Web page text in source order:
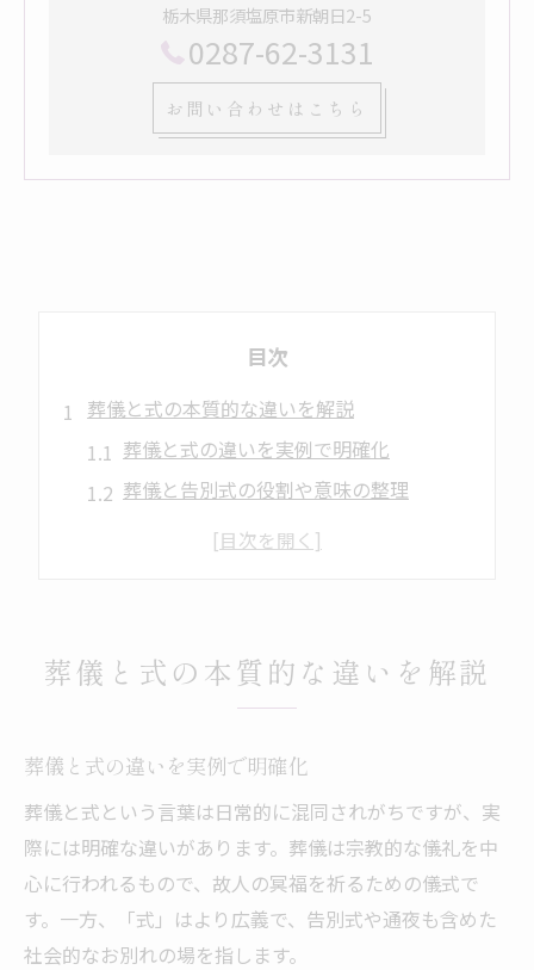
栃木県那須塩原市新朝日2-5
0287-62-3131
お問い合わせはこちら
目次
葬儀と式の本質的な違いを解説
葬儀と式の違いを実例で明確化
葬儀と告別式の役割や意味の整理
葬儀式と告別式の違いを簡単解説
参列前に理解したい葬儀式の流れ
葬儀式の流れを短時間で把握する方法
葬儀と式の流れの違いを実践的に整理
葬儀 式次第の基本と注意点を確認
葬儀 式と告別式の流れの要点理解
葬儀と告別式の意味を整理する
葬儀と告別式の意味の違いを簡潔に説明
葬儀と式の本質的な違いを解説
葬儀と式の違いを実例で明確化
葬儀と式という言葉は日常的に混同されがちですが、実
際には明確な違いがあります。葬儀は宗教的な儀礼を中
心に行われるもので、故人の冥福を祈るための儀式で
す。一方、「式」はより広義で、告別式や通夜も含めた
社会的なお別れの場を指します。